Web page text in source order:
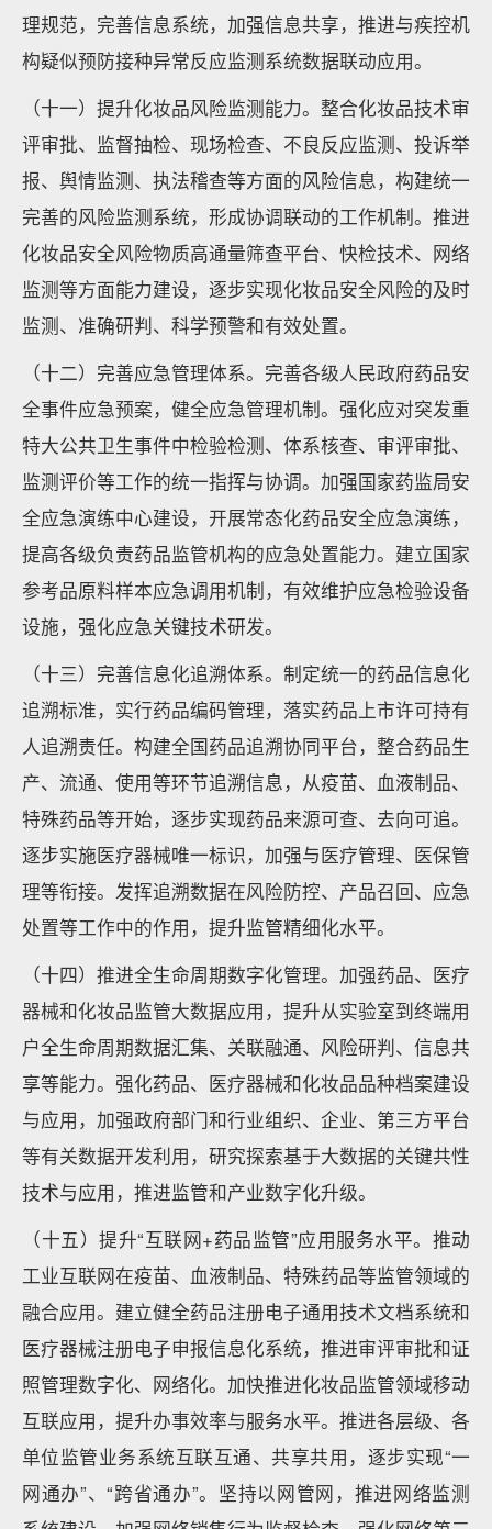
理规范，完善信息系统，加强信息共享，推进与疾控机
构疑似预防接种异常反应监测系统数据联动应用。
（十一）提升化妆品风险监测能力。整合化妆品技术审
评审批、监督抽检、现场检查、不良反应监测、投诉举
报、舆情监测、执法稽查等方面的风险信息，构建统一
完善的风险监测系统，形成协调联动的工作机制。推进
化妆品安全风险物质高通量筛查平台、快检技术、网络
监测等方面能力建设，逐步实现化妆品安全风险的及时
监测、准确研判、科学预警和有效处置。
（十二）完善应急管理体系。完善各级人民政府药品安
全事件应急预案，健全应急管理机制。强化应对突发重
特大公共卫生事件中检验检测、体系核查、审评审批、
监测评价等工作的统一指挥与协调。加强国家药监局安
全应急演练中心建设，开展常态化药品安全应急演练，
提高各级负责药品监管机构的应急处置能力。建立国家
参考品原料样本应急调用机制，有效维护应急检验设备
设施，强化应急关键技术研发。
（十三）完善信息化追溯体系。制定统一的药品信息化
追溯标准，实行药品编码管理，落实药品上市许可持有
人追溯责任。构建全国药品追溯协同平台，整合药品生
产、流通、使用等环节追溯信息，从疫苗、血液制品、
特殊药品等开始，逐步实现药品来源可查、去向可追。
逐步实施医疗器械唯一标识，加强与医疗管理、医保管
理等衔接。发挥追溯数据在风险防控、产品召回、应急
处置等工作中的作用，提升监管精细化水平。
（十四）推进全生命周期数字化管理。加强药品、医疗
器械和化妆品监管大数据应用，提升从实验室到终端用
户全生命周期数据汇集、关联融通、风险研判、信息共
享等能力。强化药品、医疗器械和化妆品品种档案建设
与应用，加强政府部门和行业组织、企业、第三方平台
等有关数据开发利用，研究探索基于大数据的关键共性
技术与应用，推进监管和产业数字化升级。
（十五）提升“互联网+药品监管”应用服务水平。推动
工业互联网在疫苗、血液制品、特殊药品等监管领域的
融合应用。建立健全药品注册电子通用技术文档系统和
医疗器械注册电子申报信息化系统，推进审评审批和证
照管理数字化、网络化。加快推进化妆品监管领域移动
互联应用，提升办事效率与服务水平。推进各层级、各
单位监管业务系统互联互通、共享共用，逐步实现“一
网通办”、“跨省通办”。坚持以网管网，推进网络监测